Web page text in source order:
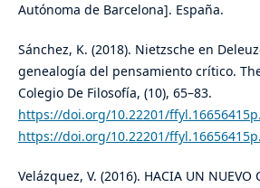
Autónoma de Barcelona]. España.
Sánchez, K. (2018). Nietzsche en
genealogía del pensamiento crítico.
Colegio De Filosofía, (10), 65–83.
https://doi.org/10.22201/
https://doi.org/10.22201/
Velázquez, V. (2016). HACIA UN NUEVO